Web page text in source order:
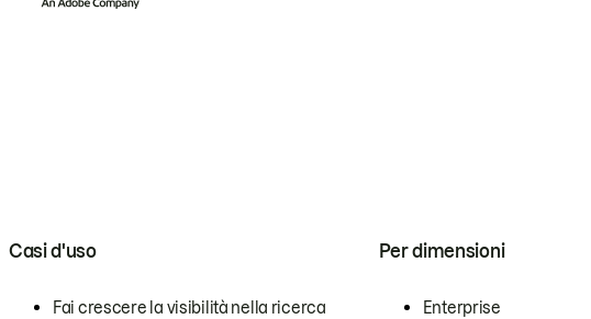
Casi d'uso
Fai crescere la visibilità nella ricerca
Per dimensioni
Enterprise